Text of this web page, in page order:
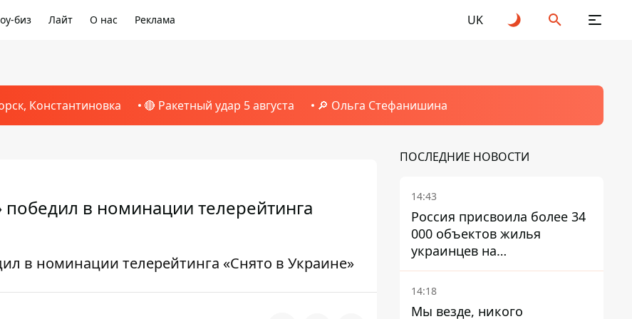
биз Лайт О нас Реклама UK
Константиновка 🔴 Ракетный удар 5 августа 🔎 Ольга Стефанишина
в номинации телерейтинга
в номинации телерейтинга «Снято в Украине»
ПОСЛЕДНИЕ НОВОСТИ
14:43
Россия присвоила более 34
000 объектов жилья
украинцев на
оккупированных
территориях -
14:18
Мы везде, никого